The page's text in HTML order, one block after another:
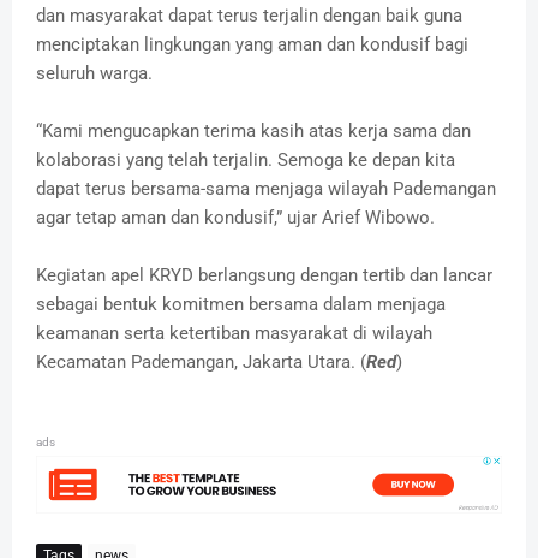
dan masyarakat dapat terus terjalin dengan baik guna
menciptakan lingkungan yang aman dan kondusif bagi
seluruh warga.
“Kami mengucapkan terima kasih atas kerja sama dan
kolaborasi yang telah terjalin. Semoga ke depan kita
dapat terus bersama-sama menjaga wilayah Pademangan
agar tetap aman dan kondusif,” ujar Arief Wibowo.
Kegiatan apel KRYD berlangsung dengan tertib dan lancar
sebagai bentuk komitmen bersama dalam menjaga
keamanan serta ketertiban masyarakat di wilayah
Kecamatan Pademangan, Jakarta Utara. (Red)
ads